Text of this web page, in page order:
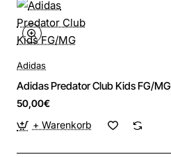
Adidas
Adidas Predator Club Kids FG/MG
50,00€
+ Warenkorb